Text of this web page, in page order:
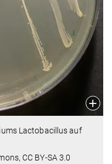
Lactobacillus auf
CC BY-SA 3.0